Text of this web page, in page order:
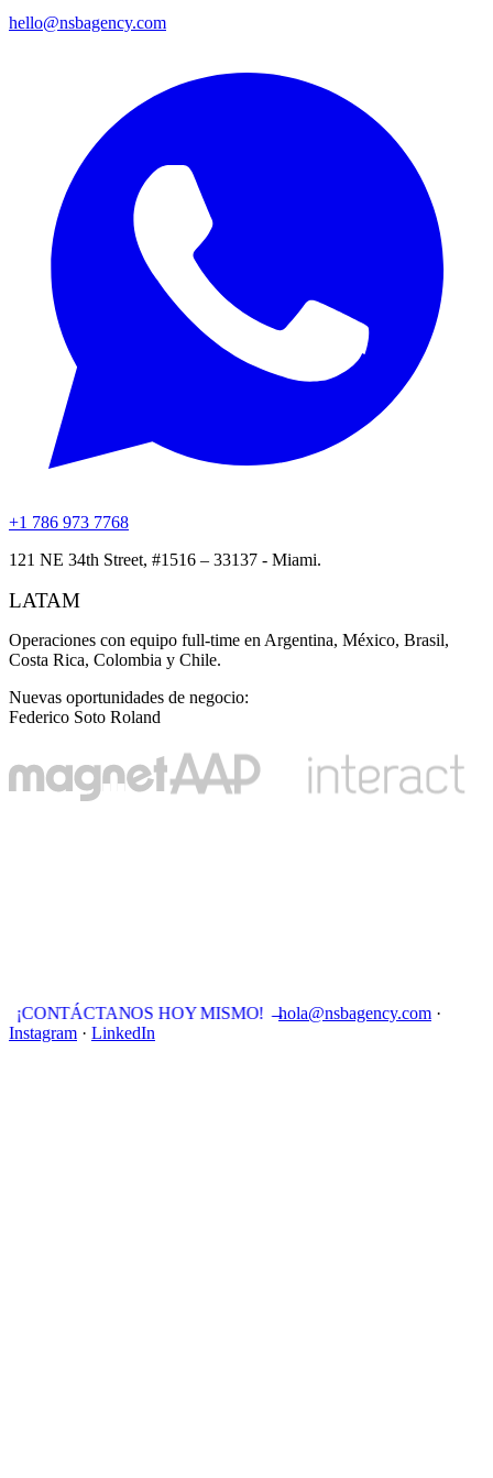
hello@nsbagency.com
+1 786 973 7768
121 NE 34th Street, #1516 – 33137 - Miami.
LATAM
Operaciones con equipo full-time en Argentina, México, Brasil,
Costa Rica, Colombia y Chile.
Nuevas oportunidades de negocio:
Federico Soto Roland
¡CONTÁCTANOS HOY MISMO! →hola@nsbagency.com ·
Instagram · LinkedIn